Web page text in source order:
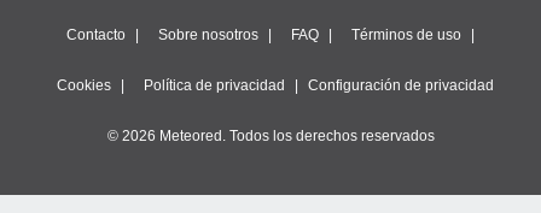
Contacto Sobre nosotros FAQ Términos de uso
Cookies Política de privacidad Configuración de privacidad
© 2026 Meteored. Todos los derechos reservados